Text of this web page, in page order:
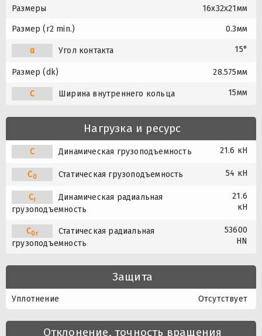
Размеры 16x32x21мм
Размер (r2 min.) 0.3мм
α Угол контакта 15°
Размер (dk) 28.575мм
C Ширина внутреннего кольца 15мм
Нагрузка и ресурс
C Динамическая грузоподъемность 21.6 кН
C0 Статическая грузоподъемность 54 кН
Cr
Динамическая радиальная
грузоподъемность
21.6
кН
C0r
Статическая радиальная
грузоподъемность
53600
HN
Защита
Уплотнение Отсутствует
Отклонение, точность вращения